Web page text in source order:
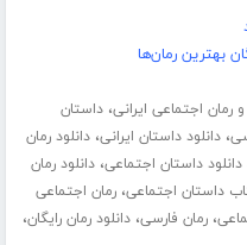
بهترین رمان‌ها
رمان اجتماعی ایرانی،داستان
،دانلود داستان ایرانی،دانلود رمان
دانلود داستان اجتماعی،دانلود رمان
داستان اجتماعی،رمان اجتماعی
،رمان فارسی،دانلود رمان رایگان،